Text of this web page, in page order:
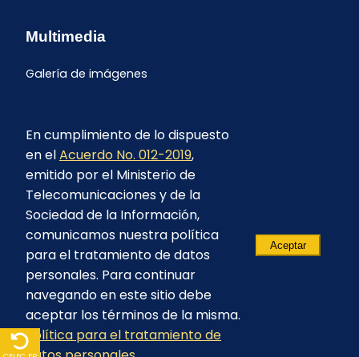
Multimedia
Galería de imágenes
© 2023 - CELEC EP - Todos los derechos
En cumplimiento de lo dispuesto
en elAcuerdo No. 012-2019,
emitido por el Ministerio de
Telecomunicaciones y de la
Sociedad de la Información,
comunicamos nuestra política
para el tratamiento de datos
personales. Para continuar
navegando en este sitio debe
aceptar los términos de la misma.
Política para el tratamiento de
Aceptar